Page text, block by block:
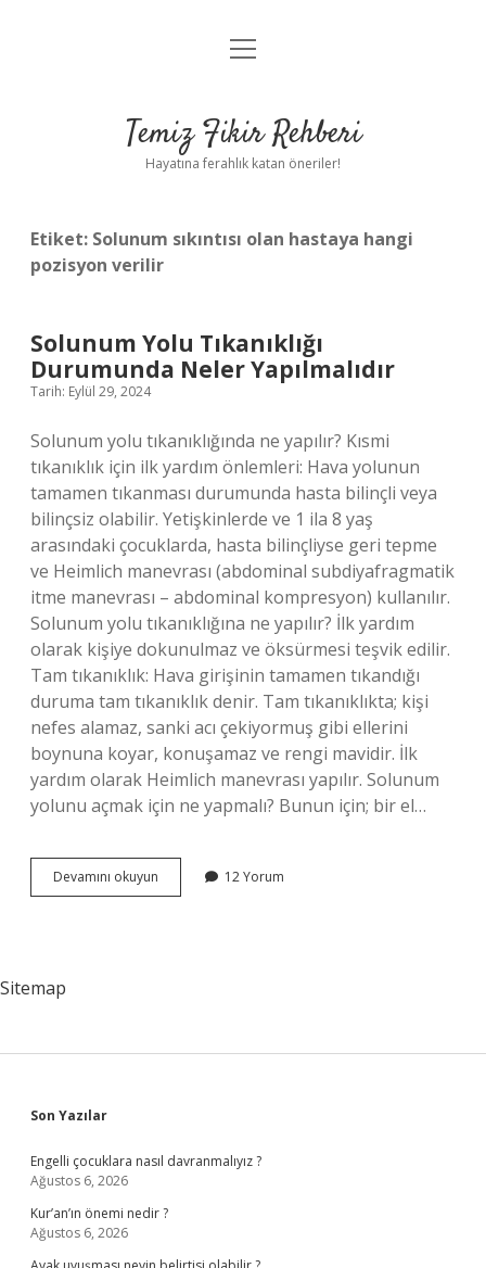
Anasayfa
Yasal Uyarı
menüyü
Temiz Fikir Rehberi
Hayatına ferahlık katan öneriler!
Etiket: Solunum sıkıntısı olan hastaya hangi
pozisyon verilir
Solunum Yolu Tıkanıklığı
Durumunda Neler Yapılmalıdır
Tarih: Eylül 29, 2024
Solunum yolu tıkanıklığında ne yapılır? Kısmi
tıkanıklık için ilk yardım önlemleri: Hava yolunun
tamamen tıkanması durumunda hasta bilinçli veya
bilinçsiz olabilir. Yetişkinlerde ve 1 ila 8 yaş
arasındaki çocuklarda, hasta bilinçliyse geri tepme
ve Heimlich manevrası (abdominal subdiyafragmatik
itme manevrası – abdominal kompresyon) kullanılır.
Solunum yolu tıkanıklığına ne yapılır? İlk yardım
olarak kişiye dokunulmaz ve öksürmesi teşvik edilir.
Tam tıkanıklık: Hava girişinin tamamen tıkandığı
duruma tam tıkanıklık denir. Tam tıkanıklıkta; kişi
nefes alamaz, sanki acı çekiyormuş gibi ellerini
boynuna koyar, konuşamaz ve rengi mavidir. İlk
yardım olarak Heimlich manevrası yapılır. Solunum
yolunu açmak için ne yapmalı? Bunun için; bir el…
Devamını okuyun Solunum
Yolu
12 Yorum
Sitemap
Sidebar
Son Yazılar
Engelli çocuklara nasıl davranmalıyız ?
Ağustos 6, 2026
Kur’an’ın önemi nedir ?
Ağustos 6, 2026